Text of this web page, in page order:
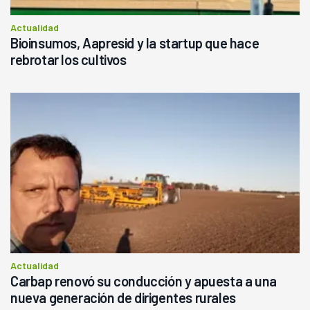
Actualidad
Bioinsumos, Aapresid y la startup que hace
rebrotar los cultivos
Actualidad
Carbap renovó su conducción y apuesta a una
nueva generación de dirigentes rurales